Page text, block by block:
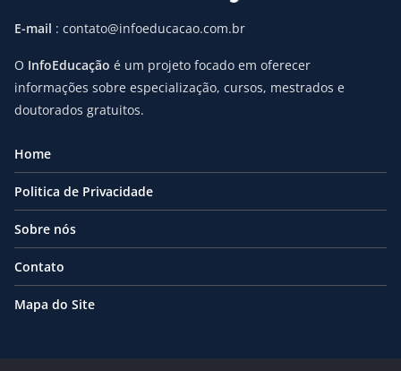
E-mail : contato@infoeducacao.com.br
O InfoEducação é um projeto focado em oferecer
informações sobre especialização, cursos, mestrados e
doutorados gratuitos.
Home
Politica de Privacidade
Sobre nós
Contato
Mapa do Site